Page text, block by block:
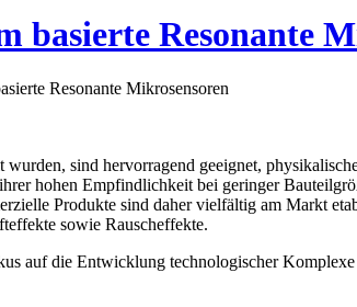
basierte Resonante
Resonante Mikrosensoren
sind hervorragend geeignet,
hohen Empfindlichkeit bei geringer
Produkte sind daher vielfältig am Markt
sowie Rauscheffekte.
auf die Entwicklung technologischer